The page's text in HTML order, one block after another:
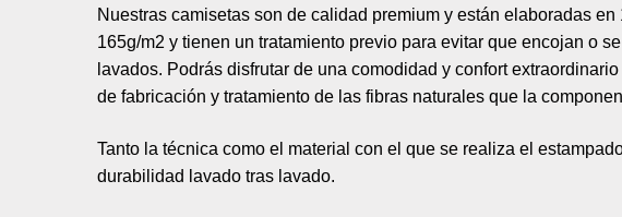
Nuestras camisetas son de calidad premium y están elaboradas en
165g/m2 y tienen un tratamiento previo para evitar que encojan o
lavados. Podrás disfrutar de una comodidad y confort
de fabricación y tratamiento de las fibras naturales que la
Tanto la técnica como el material con el que se realiza el
durabilidad lavado tras lavado.